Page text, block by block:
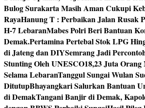
Bulog Surakarta Masih Aman Cukupi
RayaHanung T : Perbaikan Jalan Rusak
H-7 LebaranMabes Polri Beri Bantuan
Demak.Pertamina Pertebal Stok LPG
di Jateng dan DIYSemrang Jadi
Stunting Oleh UNESCO18,23 Juta Orang
Selama LebaranTanggul Sungai Wulan
DitutupBhayangkari Salurkan Bantuan
di DemakTangani Banjir di Demak,